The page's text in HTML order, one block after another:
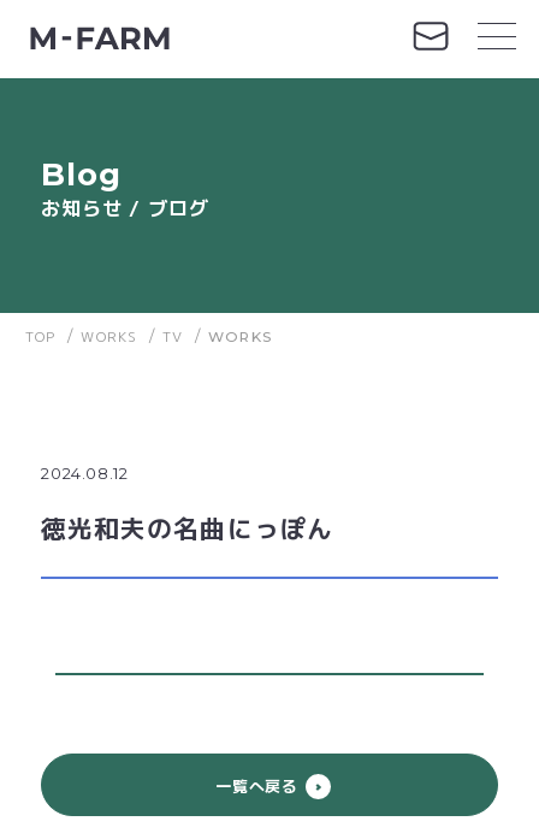
Blog
お知らせ / ブログ
TOP / WORKS / TV / WORKS
2024.08.12
徳光和夫の名曲にっぽん
一覧へ戻る